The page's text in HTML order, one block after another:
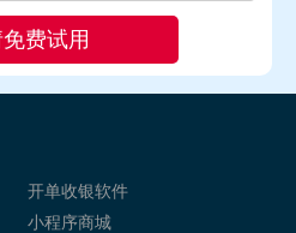
开单收银软件
小程序商城